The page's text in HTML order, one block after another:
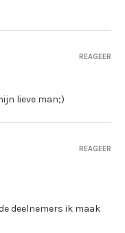
lieve man;)
REAGEER
deelnemers ik maak
REAGEER